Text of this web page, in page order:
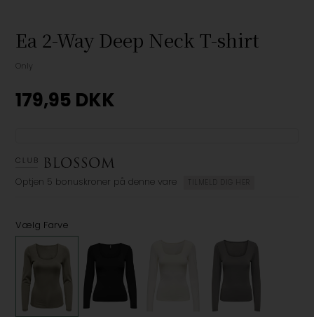
Ea 2-Way Deep Neck T-shirt
Only
179,95 DKK
Optjen 5 bonuskroner på denne vare TILMELD DIG HER
Vælg Farve